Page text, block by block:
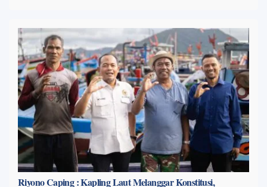
Riyono Caping : Kapling Laut Melanggar Konstitusi,